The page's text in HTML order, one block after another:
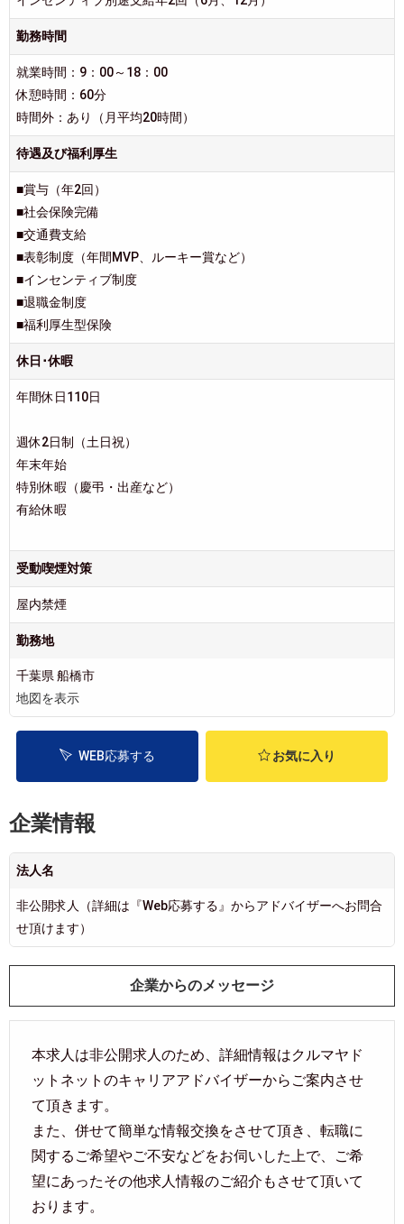
勤務時間
就業時間：9：00～18：00
休憩時間：60分
時間外：あり（月平均20時間）
待遇及び福利厚生
■賞与（年2回）
■社会保険完備
■交通費支給
■表彰制度（年間MVP、ルーキー賞など）
■インセンティブ制度
■退職金制度
■福利厚生型保険
休日･休暇
年間休日110日
週休2日制（土日祝）
年末年始
特別休暇（慶弔・出産など）
有給休暇
受動喫煙対策
屋内禁煙
勤務地
千葉県 船橋市
地図を表示
WEB応募する お気に入り
企業情報
法人名
非公開求人（詳細は『Web応募する』からアドバイザーへお問合
せ頂けます）
企業からのメッセージ
本求人は非公開求人のため、詳細情報はクルマヤド
ットネットのキャリアアドバイザーからご案内させ
て頂きます。
また、併せて簡単な情報交換をさせて頂き、転職に
関するご希望やご不安などをお伺いした上で、ご希
望にあったその他求人情報のご紹介もさせて頂いて
おります。